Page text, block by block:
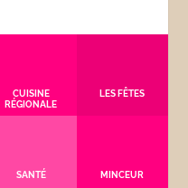
CUISINE
RÉGIONALE
LES FÊTES
SANTÉ MINCEUR